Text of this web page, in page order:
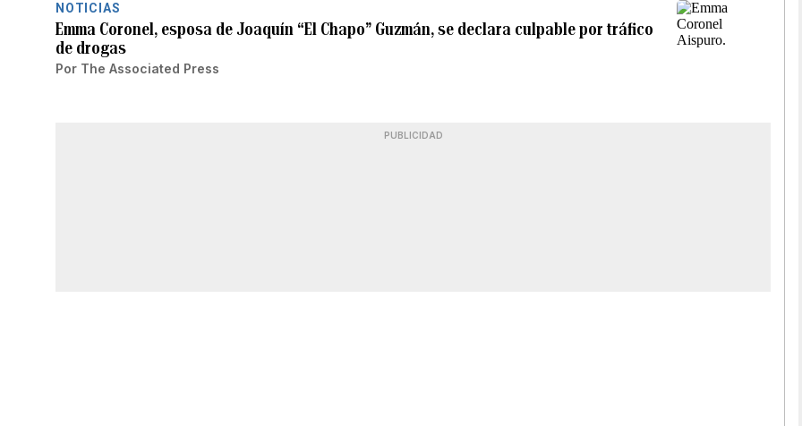
NOTICIAS
Emma Coronel, esposa de Joaquín “El Chapo” Guzmán, se declara culpable por tráfico
de drogas
Por The Associated Press
PUBLICIDAD